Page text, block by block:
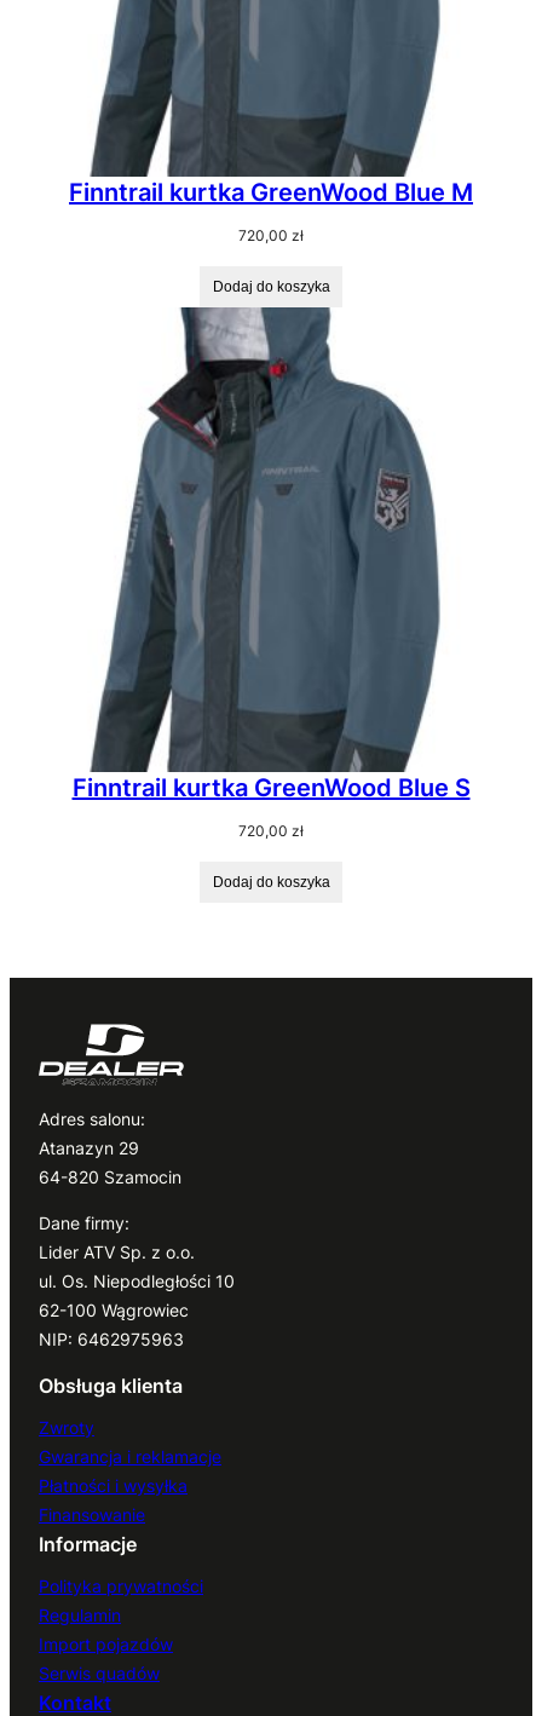
Finntrail kurtka GreenWood Blue M
720,00 zł
Dodaj do koszyka
Finntrail kurtka GreenWood Blue S
720,00 zł
Dodaj do koszyka
Adres salonu:
Atanazyn 29
64-820 Szamocin
Dane firmy:
Lider ATV Sp. z o.o.
ul. Os. Niepodległości 10
62-100 Wągrowiec
NIP: 6462975963
Obsługa klienta
Zwroty
Gwarancja i reklamacje
Płatności i wysyłka
Finansowanie
Informacje
Polityka prywatności
Regulamin
Import pojazdów
Serwis quadów
Kontakt